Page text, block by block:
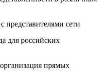
представителями сети
для российских
прямых